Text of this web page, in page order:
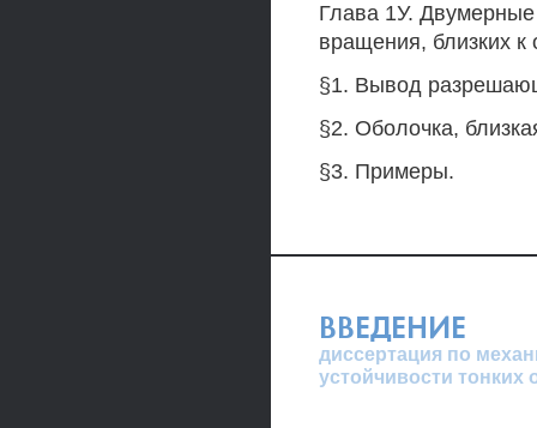
Глава 1У. Двумерные
вращения, близких к
§1. Вывод
§2. Оболочка,
§3. Примеры.
ВВЕДЕНИЕ
диссертация по
устойчивости тонких